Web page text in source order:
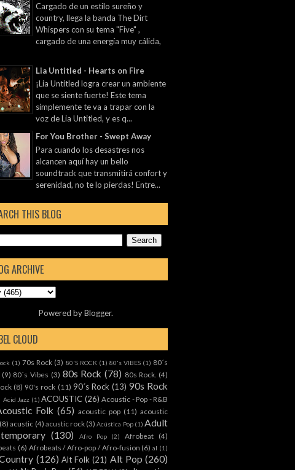
Cargado de un estilo sureño y
country, llega la banda The Dirt
Whispers con su tema "Five" ,
cargado de una energía muy cálida,
Lia Untitled - Hearts on Fire
¡Lia Untitled logra crear un ambiente
que se siente fuerte! Este tema
simplemente te va a trapar con la
voz de Lia Untitled, y es q...
For You Brother - Swept Away
Para cuando los desastres nos
alcancen aquí hay un bello
soundtrack que transmitirá confort y
serenidad, no te lo pierdas! Entre...
THIS BLOG
ARCHIVE
Powered byBlogger.
CLOUD
(1) 70s Rock (3) 80'S ROCK (1) 80's VIBES (1) 80´s
(9) 80´s Vibes (3) 80s Rock (78) 80s Rock. (4)
(8) 90's rock (11) 90´s Rock (13) 90s Rock
Acid Jazz (1) ACOUSTIC (26) Acoustic - Pop - R&B
Folk (65) acoustic pop (11) acoustic
(8) acustic (4) acustic rock (3) Acústica Pop (1) Adult
(130) Afro Pop (2) Afrobeat
(4)
(6) Afrobeats / Afro-pop / Afro-fusion (6) al (1)
(126) Alt Folk (21) Alt Pop (260)